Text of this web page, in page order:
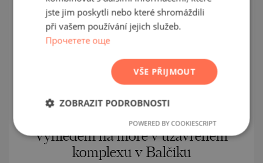
PRODEJ
DOKONČENO
Prostorný penthouse s krásným
výhledem na moře v uzavřeném
komplexu v Balčiku
POLISH
CZECH
jste jim poskytli nebo které shromáždili
při vašem používání jejich služeb.
Прочетете още
VŠE PŘIJMOUT
ZOBRAZIT PODROBNOSTI
POWERED BY COOKIESCRIPT